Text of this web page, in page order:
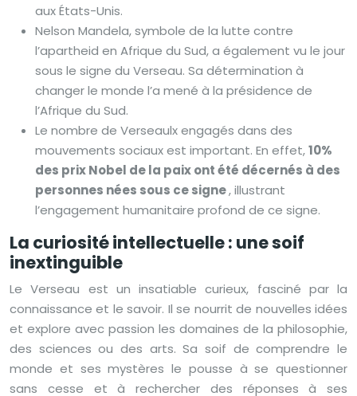
aux États-Unis.
Nelson Mandela, symbole de la lutte contre
l’apartheid en Afrique du Sud, a également vu le jour
sous le signe du Verseau. Sa détermination à
changer le monde l’a mené à la présidence de
l’Afrique du Sud.
Le nombre de Verseaulx engagés dans des
mouvements sociaux est important. En effet,10%
des prix Nobel de la paix ont été décernés à des
personnes nées sous ce signe, illustrant
l’engagement humanitaire profond de ce signe.
La curiosité intellectuelle : une soif
inextinguible
Le Verseau est un insatiable curieux, fasciné par la
connaissance et le savoir. Il se nourrit de nouvelles idées
et explore avec passion les domaines de la philosophie,
des sciences ou des arts. Sa soif de comprendre le
monde et ses mystères le pousse à se questionner
sans cesse et à rechercher des réponses à ses